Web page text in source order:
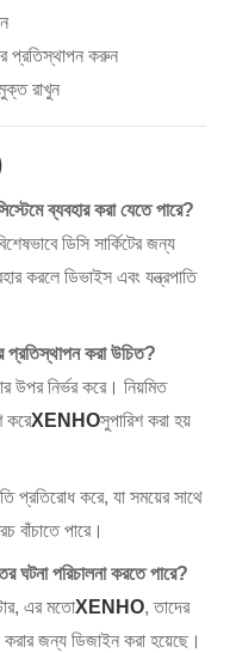
প্রতিস্থাপন করুন
রাখুন
ব্যবহার করা যেতে পারে?
ডিসি সার্কিটের জন্য
করলে ডিভাইস এবং যন্ত্রপাতি
প্রতিস্থাপন করা উচিত?
উপর নির্ভর করে। নিয়মিত
করেXENHOসুপারিশ করা হয়
প্রতিরোধ করে, যা সময়ের সাথে
বাঁচাতে পারে।
ঘটনা পরিচালনা করতে পারে?
এর মতোXENHO, তাদের
করার জন্য ডিজাইন করা হয়েছে।